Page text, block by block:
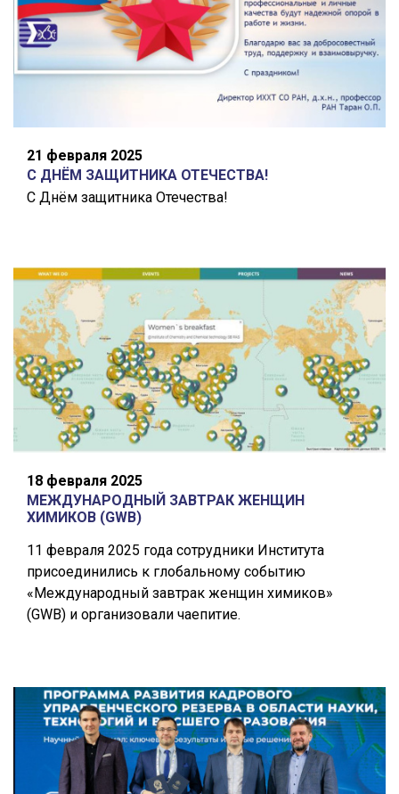
21 февраля 2025
С ДНЁМ ЗАЩИТНИКА ОТЕЧЕСТВА!
С Днём защитника Отечества!
18 февраля 2025
МЕЖДУНАРОДНЫЙ ЗАВТРАК ЖЕНЩИН
ХИМИКОВ (GWB)
11 февраля 2025 года сотрудники Института
присоединились к глобальному событию
«Международный завтрак женщин химиков»
(GWB) и организовали чаепитие.